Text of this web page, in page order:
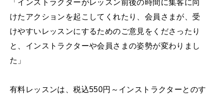
「インストラクターがレッスン前後の時間に集客に向
けたアクションを起こしてくれたり、会員さまが、受
けやすいレッスンにするためのご意見をくださったり
と、インストラクターや会員さまの姿勢が変わりまし
た」
有料レッスンは、税込550円～インストラクターとのす